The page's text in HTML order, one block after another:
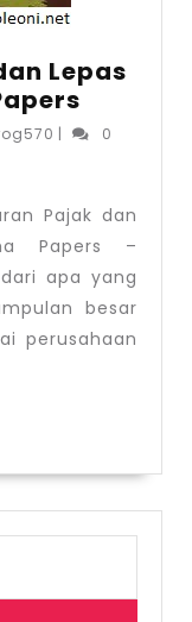
Lepas
dan
Lepas
Pantai:
The
Panama
Papers
heavyfrog570
|
0
Pajak dan
Papers –
apa yang
besar
perusahaan